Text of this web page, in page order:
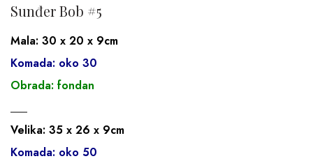
Sunđer Bob #5
Mala: 30 x 20 x 9cm
Komada: oko 30
Obrada: fondan
___
Velika: 35 x 26 x 9cm
Komada: oko 50